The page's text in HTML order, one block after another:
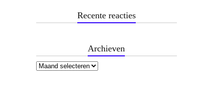
Recente reacties
Archieven